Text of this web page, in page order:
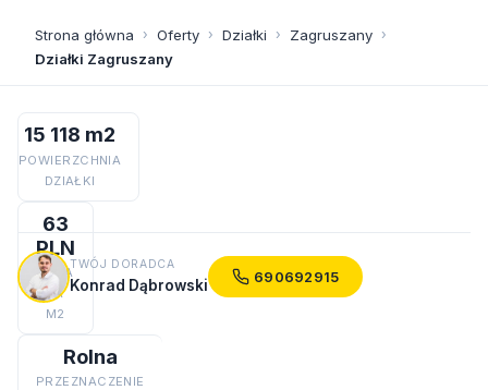
Strona główna › Oferty › Działki › Zagruszany ›
Działki Zagruszany
15 118 m2
POWIERZCHNIA
DZIAŁKI
63
PLN
CENA
ZA
M2
Rolna
PRZEZNACZENIE
TWÓJ DORADCA
Konrad Dąbrowski 690692915